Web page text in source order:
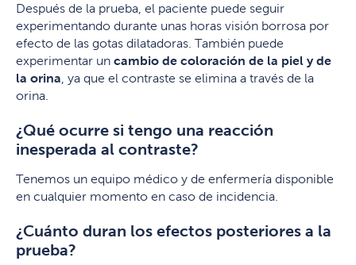
Después de la prueba, el paciente puede seguir
experimentando durante unas horas visión borrosa por
efecto de las gotas dilatadoras. También puede
experimentar un cambio de coloración de la piel y de
la orina , ya que el contraste se elimina a través de la
orina.
¿Qué ocurre si tengo una reacción
inesperada al contraste?
Tenemos un equipo médico y de enfermería disponible
en cualquier momento en caso de incidencia.
¿Cuánto duran los efectos posteriores a la
prueba?